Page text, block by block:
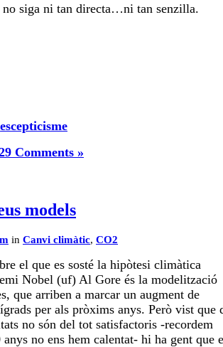
no siga ni tan directa…ni tan senzilla.
escepticisme
Comments »
models
in Canvi climàtic, CO2
el que es sosté la hipòtesi climàtica
Nobel (uf) Al Gore és la modelització
que arriben a marcar un augment de
per als pròxims anys. Però vist que
no són del tot satisfactoris -recordem
no ens hem calentat- hi ha gent que